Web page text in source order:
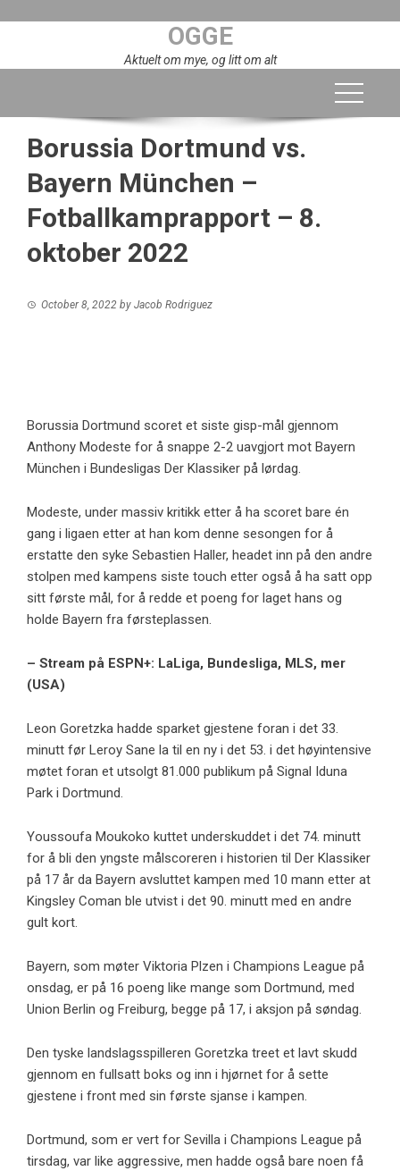
OGGE
Aktuelt om mye, og litt om alt
Borussia Dortmund vs.
Bayern München –
Fotballkamprapport – 8.
oktober 2022
October 8, 2022 by Jacob Rodriguez
Borussia Dortmund scoret et siste gisp-mål gjennom
Anthony Modeste for å snappe 2-2 uavgjort mot Bayern
München i Bundesligas Der Klassiker på lørdag.
Modeste, under massiv kritikk etter å ha scoret bare én
gang i ligaen etter at han kom denne sesongen for å
erstatte den syke Sebastien Haller, headet inn på den andre
stolpen med kampens siste touch etter også å ha satt opp
sitt første mål, for å redde et poeng for laget hans og
holde Bayern fra førsteplassen.
– Stream på ESPN+: LaLiga, Bundesliga, MLS, mer
(USA)
Leon Goretzka hadde sparket gjestene foran i det 33.
minutt før Leroy Sane la til en ny i det 53. i det høyintensive
møtet foran et utsolgt 81.000 publikum på Signal Iduna
Park i Dortmund.
Youssoufa Moukoko kuttet underskuddet i det 74. minutt
for å bli den yngste målscoreren i historien til Der Klassiker
på 17 år da Bayern avsluttet kampen med 10 mann etter at
Kingsley Coman ble utvist i det 90. minutt med en andre
gult kort.
Bayern, som møter Viktoria Plzen i Champions League på
onsdag, er på 16 poeng like mange som Dortmund, med
Union Berlin og Freiburg, begge på 17, i aksjon på søndag.
Den tyske landslagsspilleren Goretzka treet et lavt skudd
gjennom en fullsatt boks og inn i hjørnet for å sette
gjestene i front med sin første sjanse i kampen.
Dortmund, som er vert for Sevilla i Champions League på
tirsdag, var like aggressive, men hadde også bare noen få